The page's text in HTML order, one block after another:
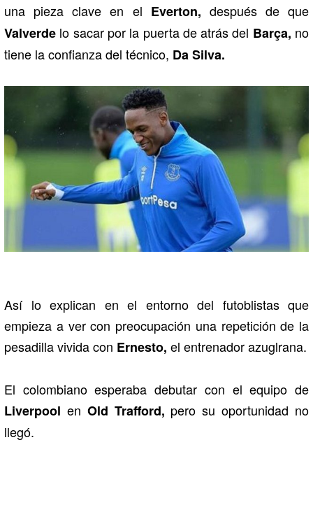
una pieza clave en el Everton, después de que
Valverde lo sacar por la puerta de atrás del Barça, no
tiene la confianza del técnico, Da Silva.
Así lo explican en el entorno del futoblistas que
empieza a ver con preocupación una repetición de la
pesadilla vivida con Ernesto, el entrenador azuglrana.
El colombiano esperaba debutar con el equipo de
Liverpool en Old Trafford, pero su oportunidad no
llegó.